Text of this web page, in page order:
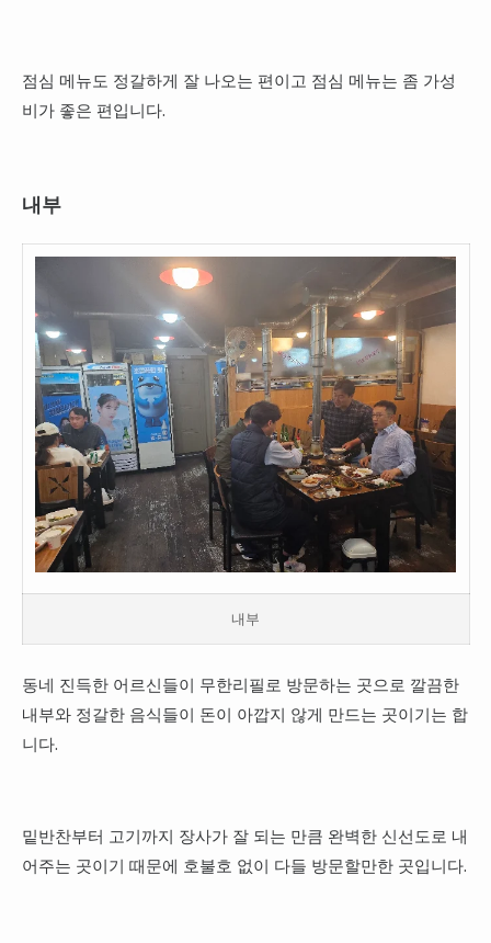
점심 메뉴도 정갈하게 잘 나오는 편이고 점심 메뉴는 좀 가성
비가 좋은 편입니다.
내부
내부
동네 진득한 어르신들이 무한리필로 방문하는 곳으로 깔끔한
내부와 정갈한 음식들이 돈이 아깝지 않게 만드는 곳이기는 합
니다.
밑반찬부터 고기까지 장사가 잘 되는 만큼 완벽한 신선도로 내
어주는 곳이기 때문에 호불호 없이 다들 방문할만한 곳입니다.